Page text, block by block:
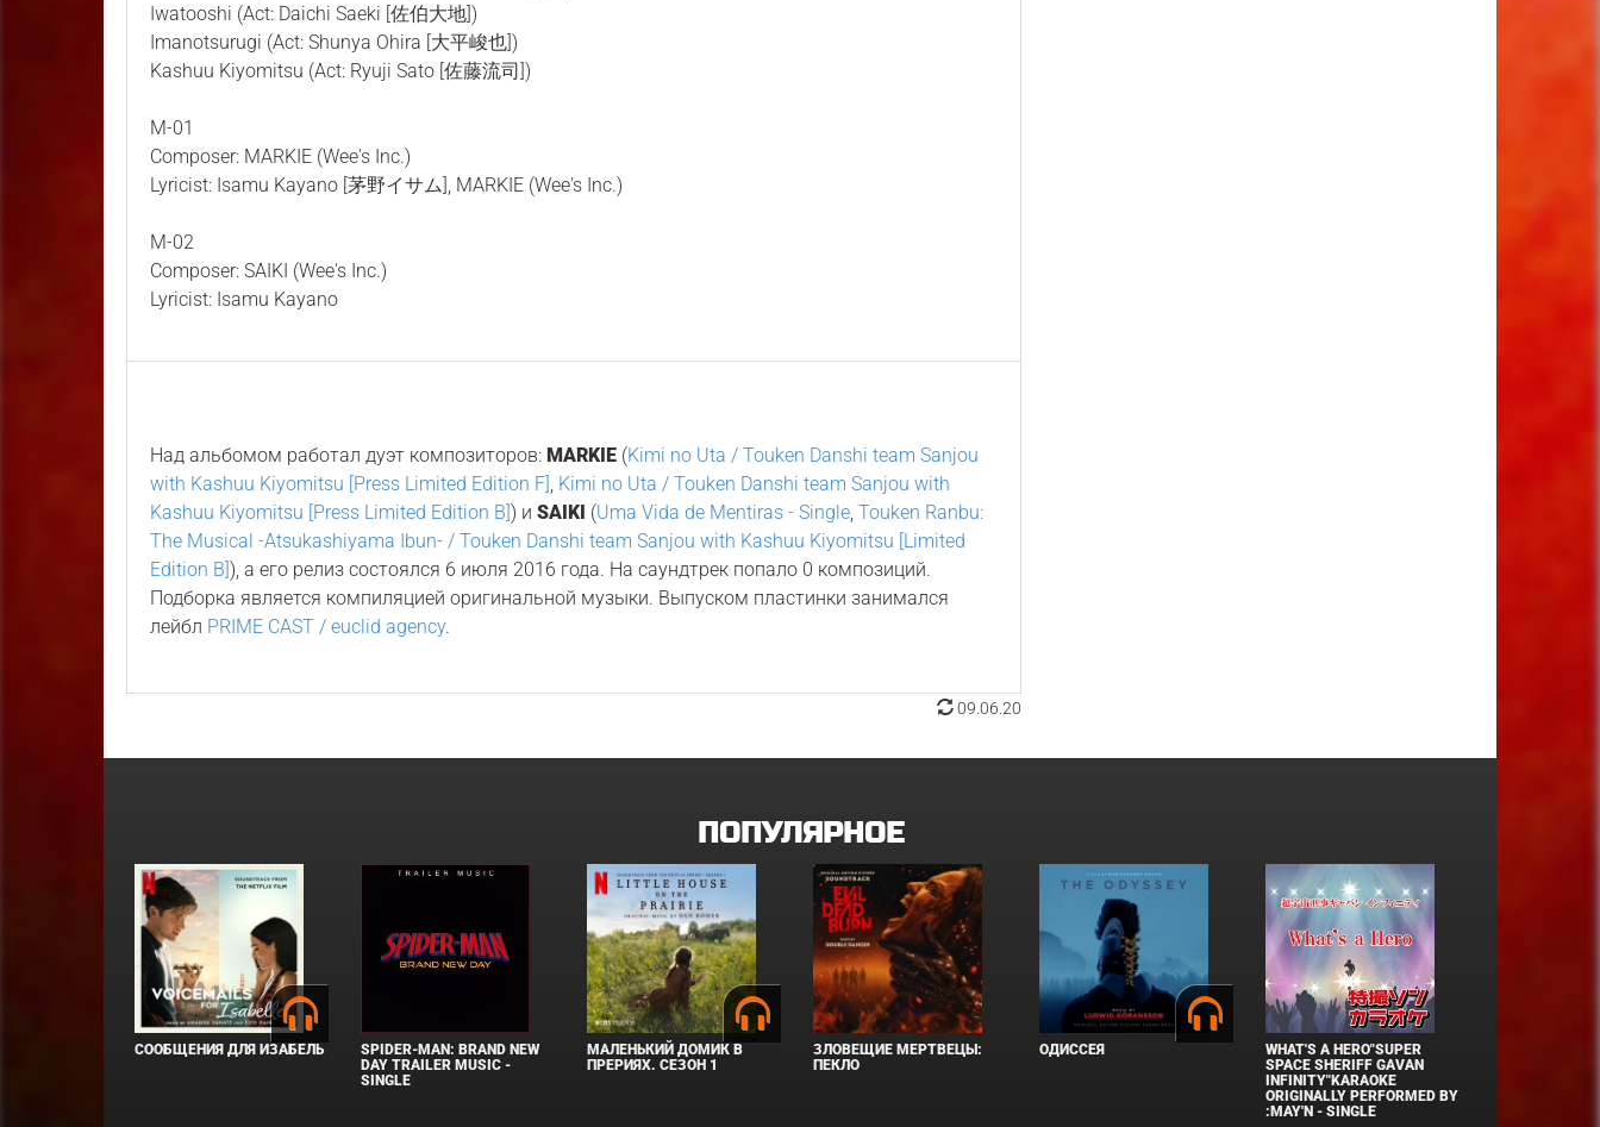
Iwatooshi (Act: Daichi Saeki [佐伯大地])
Imanotsurugi (Act: Shunya Ohira [大平峻也])
Kashuu Kiyomitsu (Act: Ryuji Sato [佐藤流司])
M-01
Composer: MARKIE (Wee's Inc.)
Lyricist: Isamu Kayano [茅野イサム], MARKIE (Wee's Inc.)
M-02
Composer: SAIKI (Wee's Inc.)
Lyricist: Isamu Kayano
Над альбомом работал дуэт композиторов:MARKIE (Kimi no Uta / Touken Danshi team Sanjou
with Kashuu Kiyomitsu [Press Limited Edition F] Kimi no Uta / Touken Danshi team Sanjou with
Kashuu Kiyomitsu [Press Limited Edition B]) иSAIKI (Uma Vida de Mentiras - Single ,Touken Ranbu:
The Musical -Atsukashiyama Ibun- / Touken Danshi team Sanjou with Kashuu Kiyomitsu [Limited
Edition B]), а его релиз состоялся 6 июля 2016 года. На саундтрек попало 0 композиций.
Подборка является компиляцией оригинальной музыки. Выпуском пластинки занимался
лейбл PRIME CAST / euclid agency.
09.06.20
ПОПУЛЯРНОЕ
СООБЩЕНИЯ ДЛЯ ИЗАБЕЛЬ
SPIDER-MAN: BRAND NEW
DAY TRAILER MUSIC -
SINGLE
МАЛЕНЬКИЙ ДОМИК В
ПРЕРИЯХ. СЕЗОН 1
ЗЛОВЕЩИЕ МЕРТВЕЦЫ:
ПЕКЛО
ОДИССЕЯ
WHAT'S A HERO"SUPER
SPACE SHERIFF GAVAN
INFINITY"KARAOKE
ORIGINALLY PERFORMED BY
:MAY'N - SINGLE